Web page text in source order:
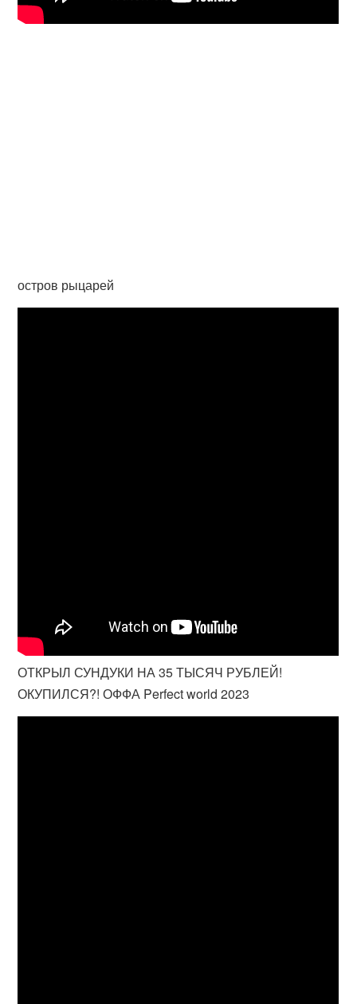
остров рыцарей
ОТКРЫЛ СУНДУКИ НА 35 ТЫСЯЧ РУБЛЕЙ!
ОКУПИЛСЯ?! ОФФА Perfect world 2023